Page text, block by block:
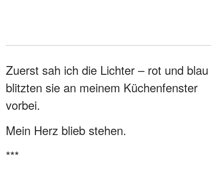
Zuerst sah ich die Lichter – rot und blau
blitzten sie an meinem Küchenfenster
vorbei.
Mein Herz blieb stehen.
***